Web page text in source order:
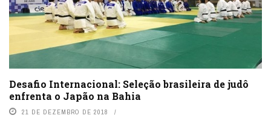
Desafio Internacional: Seleção brasileira de judô
enfrenta o Japão na Bahia
21 DE DEZEMBRO DE 2018